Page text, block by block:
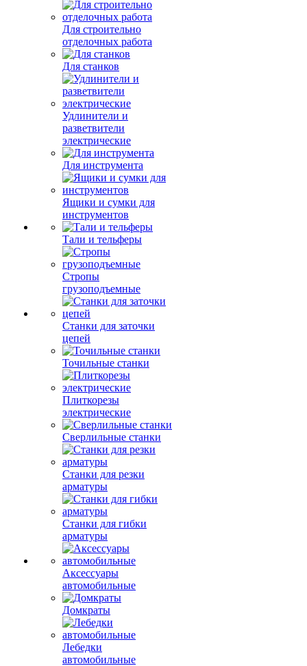
Для компрессоров и
пневмоинструмента
Для электрогенераторов
Абразивные материалы
Для строительно
отделочных работа
Для станков
Удлинители и
разветвители
электрические
Для инструмента
Ящики и сумки для
инструментов
Тали и тельферы
Стропы
грузоподъемные
Станки для заточки
цепей
Точильные станки
Плиткорезы
электрические
Сверлильные станки
Станки для резки
арматуры
Станки для гибки
арматуры
Аксессуары
автомобильные
Домкраты